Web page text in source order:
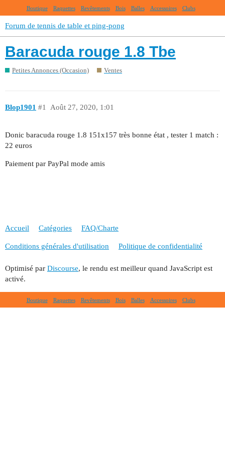
Boutique Raquettes Revêtements Bois Balles Accessoires Clubs
Forum de tennis de table et ping-pong
Baracuda rouge 1.8 Tbe
Petites Annonces (Occasion) Ventes
Blop1901 Août 27, 2020, 1:01
#1
Donic baracuda rouge 1.8 151x157 très bonne état , tester 1 match :
22 euros
Paiement par PayPal mode amis
Accueil Catégories FAQ/Charte
Conditions générales d'utilisation Politique de confidentialité
Optimisé par Discourse, le rendu est meilleur quand JavaScript est
activé.
Boutique Raquettes Revêtements Bois Balles Accessoires Clubs